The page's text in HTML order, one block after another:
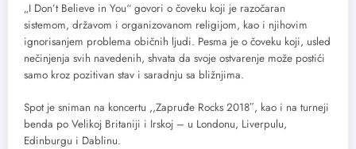
„I Don’t Believe in You“ govori o čoveku koji je razočaran
sistemom, državom i organizovanom religijom, kao i njihovim
ignorisanjem problema običnih ljudi. Pesma je o čoveku koji, usled
nečinjenja svih navedenih, shvata da svoje ostvarenje može postići
samo kroz pozitivan stav i saradnju sa bližnjima.
Spot je sniman na koncertu ,,Zapruđe Rocks 2018″, kao i na turneji
benda po Velikoj Britaniji i Irskoj – u Londonu, Liverpulu,
Edinburgu i Dablinu.